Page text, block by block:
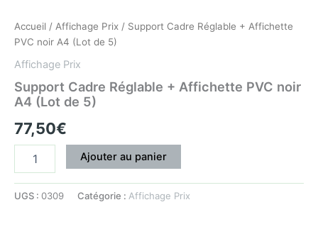
Accueil / Affichage Prix / Support Cadre Réglable + Affichette
PVC noir A4 (Lot de 5)
Affichage Prix
Support Cadre Réglable + Affichette PVC noir
A4 (Lot de 5)
77,50€
Ajouter au panier
UGS : 0309 Catégorie : Affichage Prix